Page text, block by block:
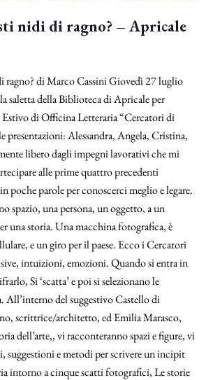
nidi di ragno? – Apricale
ragno? di Marco Cassini Giovedì 27 luglio
saletta della Biblioteca di Apricale per
di Officina Letteraria “Cercatori di
presentazioni: Alessandra, Angela, Cristina,
libero dagli impegni lavorativi che mi
alle prime quattro precedenti
poche parole per conoscerci meglio e legare.
spazio, una persona, un oggetto, a un
una storia. Una macchina fotografica, è
e un giro per il paese. Ecco i Cercatori
intuizioni, emozioni. Quando si entra in
Si ‘scatta’ e poi si selezionano le
All’interno del suggestivo Castello di
scrittrice/architetto, ed Emilia Marasco,
dell’arte,, vi racconteranno spazi e figure, vi
e metodi per scrivere un incipit
intorno a cinque scatti fotografici, Le storie